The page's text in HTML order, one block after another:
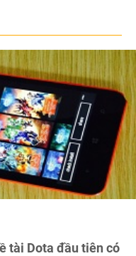
tài Dota đầu tiên có